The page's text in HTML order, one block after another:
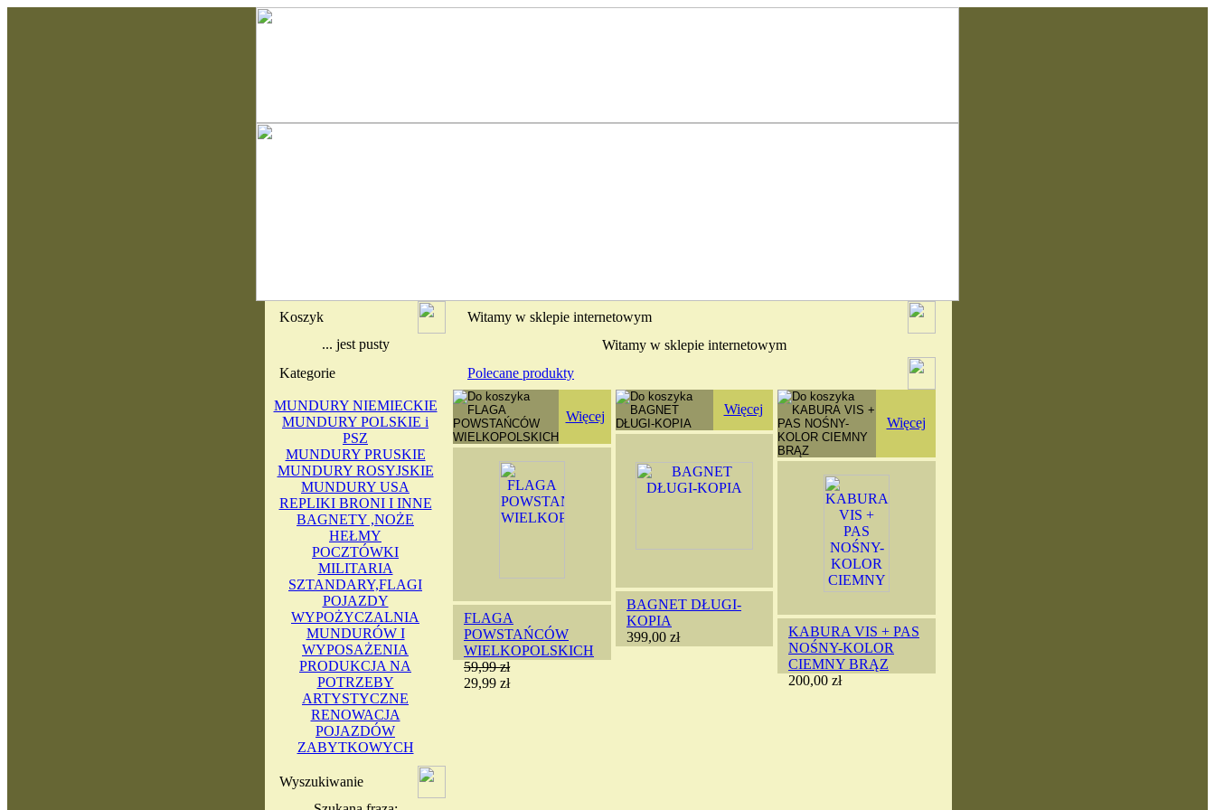
Koszyk
... jest pusty
Kategorie
MUNDURY NIEMIECKIE
MUNDURY POLSKIE i
PSZ
MUNDURY PRUSKIE
MUNDURY ROSYJSKIE
MUNDURY USA
REPLIKI BRONI I INNE
BAGNETY ,NOŻE
HEŁMY
POCZTÓWKI
MILITARIA
SZTANDARY,FLAGI
POJAZDY
WYPOŻYCZALNIA
MUNDURÓW I
WYPOSAŻENIA
PRODUKCJA NA
POTRZEBY
ARTYSTYCZNE
RENOWACJA
POJAZDÓW
ZABYTKOWYCH
Wyszukiwanie
Witamy w sklepie internetowym
Witamy w sklepie internetowym
Polecane produkty
Więcej
FLAGA
POWSTAŃCÓW
WIELKOPOLSKICH
59,99 zł
29,99 zł
Więcej
BAGNET DŁUGI-
KOPIA
399,00 zł
Więcej
KABURA VIS + PAS
NOŚNY-KOLOR
CIEMNY BRĄZ
200,00 zł